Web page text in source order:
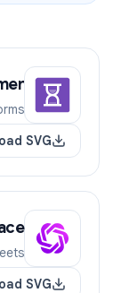
SVG
SVG